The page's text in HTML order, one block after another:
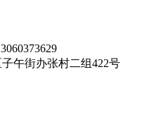
午街办张村二组422号